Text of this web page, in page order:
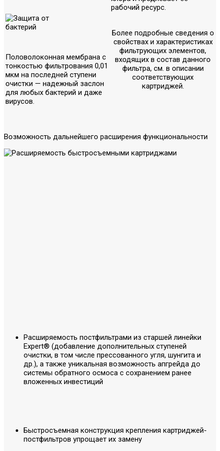
рабочий ресурс.
Половолоконная мембрана с
тонкостью фильтрования 0,01
мкм на последней ступени
очистки — надежный заслон
для любых бактерий и даже
вирусов.
Более подробные сведения о
свойствах и характеристиках
фильтрующих элементов,
входящих в состав данного
фильтра, см. в описании
соответствующих
картриджей.
Возможность дальнейшего расширения функциональности
Расширяемость постфильтрами из старшей линейки
Expert® (добавление дополнительных ступеней
очистки, в том числе прессованного угля, шунгита и
др.), а также уникальная возможность апгрейда до
системы обратного осмоса с сохранением ранее
вложенных инвестиций
Быстросъемная конструкция крепления картриджей-
постфильтров упрощает их замену